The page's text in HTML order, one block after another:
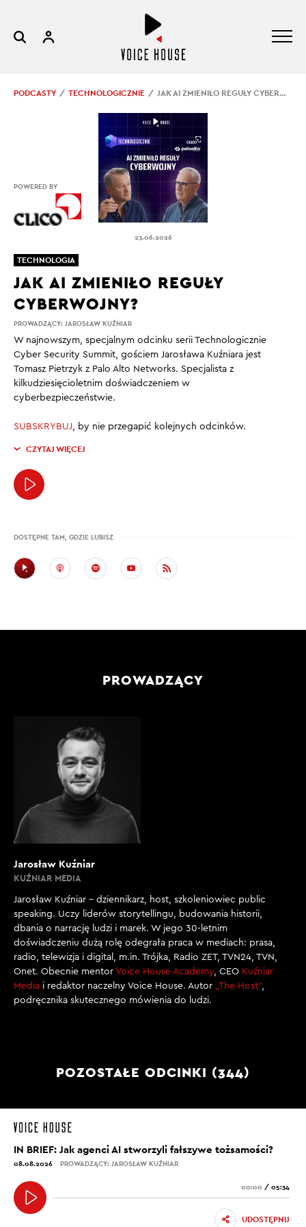
PODCASTY TECHNOLOGICZNIE JAK AI ZMIENIŁO REGUŁY CYBERWOJNY?
23.06.2026
POWERED BY
PROWADZĄCY: JAROSŁAW KUŹNIAR
JAK AI ZMIENIŁO REGUŁY
CYBERWOJNY?
W najnowszym, specjalnym odcinku serii Technologicznie
Cyber Security Summit, gościem Jarosława Kuźniara jest
Tomasz Pietrzyk z Palo Alto Networks. Specjalista z
kilkudziesięcioletnim doświadczeniem w
cyberbezpieczeństwie.
SUBSKRYBUJ, by nie przegapić kolejnych odcinków.
CZYTAJ WIĘCEJ
DOSTĘPNE TAM, GDZIE LUBISZ
TECHNOLOGIA
PROWADZĄCY
Jarosław Kuźniar
KUŹNIAR MEDIA
Jarosław Kuźniar – dziennikarz, host, szkoleniowiec public
speaking. Uczy liderów storytellingu, budowania historii,
dbania o narrację ludzi i marek. W jego 30-letnim
doświadczeniu dużą rolę odegrała praca w mediach: prasa,
radio, telewizja i digital, m.in. Trójka, Radio ZET, TVN24, TVN,
Onet. Obecnie mentor Voice House Academy, CEO Kuźniar
Media i redaktor naczelny Voice House. Autor „The Host”,
podręcznika skutecznego mówienia do ludzi.
POZOSTAŁE ODCINKI (344)
IN BRIEF: Jak agenci AI stworzyli fałszywe tożsamości?
08.08.2026 PROWADZĄCY: JAROSŁAW KUŹNIAR
00:00 / 05:34
UDOSTĘPNIJ